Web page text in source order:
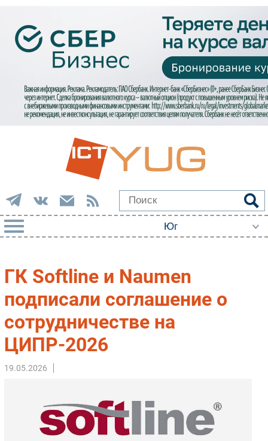
Импорто­замещение
Автоматизация Промышленности
Интернет
Мобильная связь
Фиксированная связь
Интеграция
Торговые сети
Оборудование
ГК Softline и Naumen
подписали соглашение о
сотрудничестве на
ЦИПР-2026
19.05.2026